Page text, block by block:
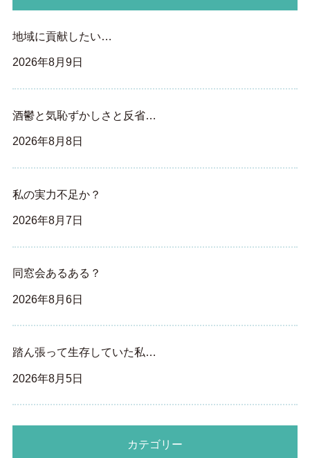
地域に貢献したい…
2026年8月9日
酒鬱と気恥ずかしさと反省…
2026年8月8日
私の実力不足か？
2026年8月7日
同窓会あるある？
2026年8月6日
踏ん張って生存していた私…
2026年8月5日
カテゴリー